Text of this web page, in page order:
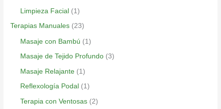
Limpieza Facial (1)
Terapias Manuales (23)
Masaje con Bambú (1)
Masaje de Tejido Profundo (3)
Masaje Relajante (1)
Reflexología Podal (1)
Terapia con Ventosas (2)